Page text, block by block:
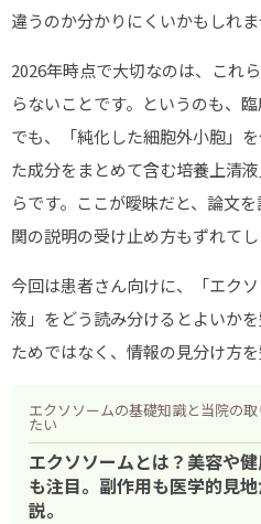
睡眠の質
美容・エイジングケア
シミ・しわ
肌荒れ
ダイエット
抜け毛
当院について
エクソソームブログ
エクソソームの基礎知識
タイムライン
確認しておきたいこと
違うのか分かりにくいかもしれま
2026年時点で大切なのは、これ
らないことです。というのも、
でも、「純化した細胞外小胞」
た成分をまとめて含む培養上清
らです。ここが曖昧だと、論文
関の説明の受け止め方もずれてし
今回は患者さん向けに、「エク
液」をどう読み分けるとよいか
ためではなく、情報の見分け方を
エクソソームの基礎知識と当院の取
たい
エクソソームとは？美容や
も注目。副作用も医学的見
説。